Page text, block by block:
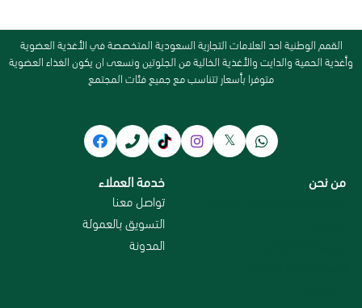
القمم الوطنية احد العلامات التجارية السعودية المتخصصة في الأغذية العضوية
وأغذية الحمية والدايت والأغذية الخالية من الجلوتين ونسعى ان يكون الغذاء العضوية
متوفرا بأسعار تتناسب مع جميع فئات المجتمع
من نحن خدمة العملاء
تواصل معنا
التسويق بالعمولة
المدونة